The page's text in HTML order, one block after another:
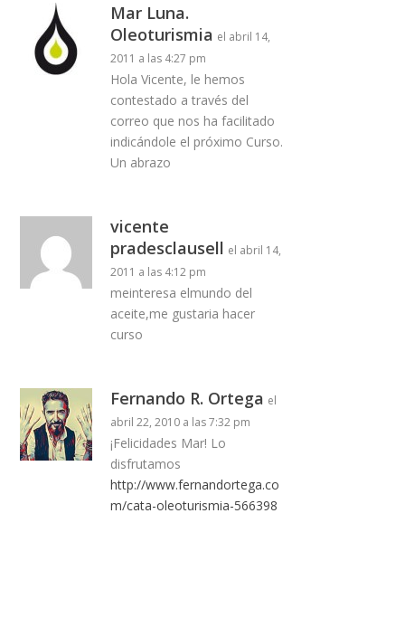
Mar Luna.
Oleoturismia el abril 14,
2011 a las 4:27 pm
Hola Vicente, le hemos
contestado a través del
correo que nos ha facilitado
indicándole el próximo Curso.
Un abrazo
vicente
pradesclausell el abril 14,
2011 a las 4:12 pm
meinteresa elmundo del
aceite,me gustaria hacer
curso
Fernando R. Ortega el
abril 22, 2010 a las 7:32 pm
¡Felicidades Mar! Lo
disfrutamos
http://www.fernandortega.co
m/cata-oleoturismia-566398